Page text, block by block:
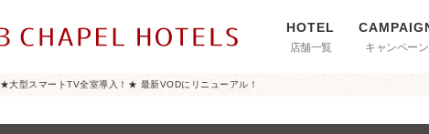
店舗一覧 キャンペーン
★大型スマートTV全室導入！★ 最新VODにリニューアル！